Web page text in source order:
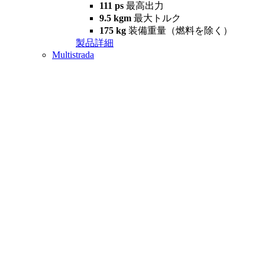
111 ps 最高出力
9.5 kgm 最大トルク
175 kg 装備重量（燃料を除く）
製品詳細
Multistrada